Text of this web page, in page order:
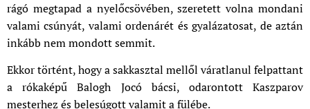
rágó megtapad a nyelőcsövében, szeretett volna mondani
valami csúnyát, valami ordenárét és gyalázatosat, de aztán
inkább nem mondott semmit.
Ekkor történt, hogy a sakkasztal mellől váratlanul felpattant
a rókaképű Balogh Jocó bácsi, odarontott Kaszparov
mesterhez és belesúgott valamit a fülébe.